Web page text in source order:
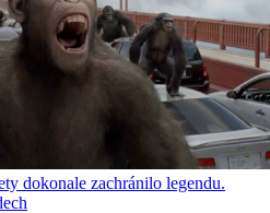
dokonale zachránilo legendu.